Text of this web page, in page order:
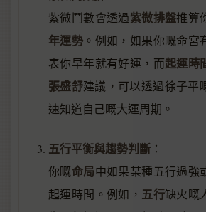
紫微鬥數會透過紫微排盤推算
年運勢 。例如，如果你嘅命宮
表你早年就有好運，而起運時
張盛舒建議，可以透過徐子平
速知道自己嘅大運周期。
五行平衡與趨勢判斷 ：
你嘅命局中如果某種五行過強
起運時間。例如， 五行缺火嘅